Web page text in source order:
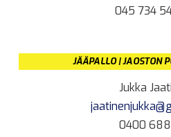
045 734
JÄÄPALLO | JAOSTON
Jukka
0400 688